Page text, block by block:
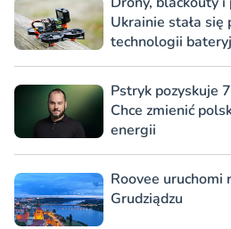
Ukrainie stała
technologii
Pstryk pozyskuje
Chce zmienić
energii
Roovee
Grudziądzu